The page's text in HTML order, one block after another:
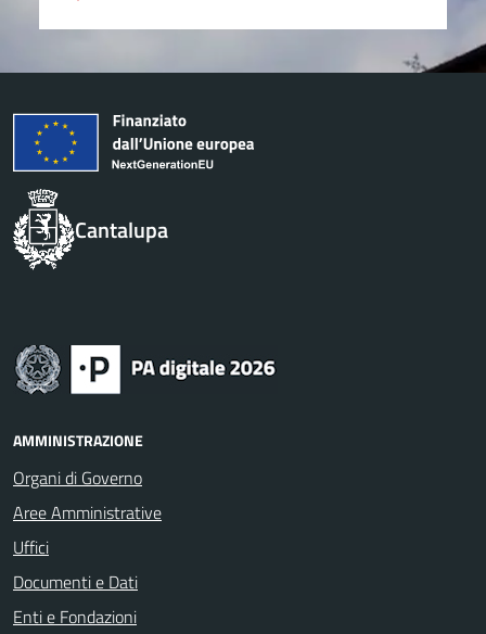
Cantalupa
AMMINISTRAZIONE
Organi di Governo
Aree Amministrative
Uffici
Documenti e Dati
Enti e Fondazioni